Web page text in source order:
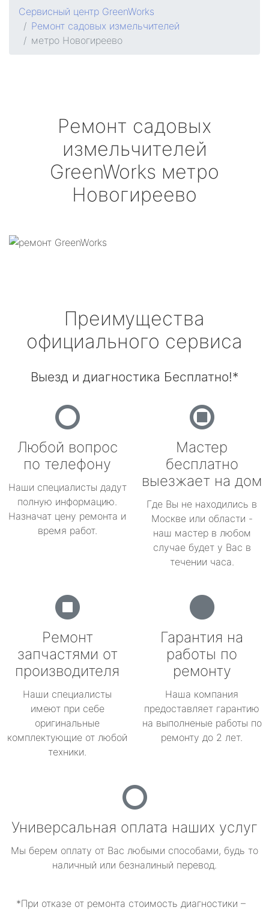
Сервисный центр GreenWorks
Ремонт садовых измельчителей
метро Новогиреево
Ремонт садовых
измельчителей
GreenWorks метро
Новогиреево
Преимущества
официального сервиса
Выезд и диагностика Бесплатно!*
Любой вопрос
по телефону
Наши специалисты дадут
полную информацию.
Назначат цену ремонта и
время работ.
Мастер
бесплатно
выезжает на дом
Где Вы не находились в
Москве или области -
наш мастер в любом
случае будет у Вас в
течении часа.
Ремонт
запчастями от
производителя
Наши специалисты
имеют при себе
оригинальные
комплектующие от любой
техники.
Гарантия на
работы по
ремонту
Наша компания
предоставляет гарантию
на выполненые работы по
ремонту до 2 лет.
Универсальная оплата наших услуг
Мы берем оплату от Вас любыми способами, будь то
наличный или безналиный перевод.
*При отказе от ремонта стоимость диагностики –